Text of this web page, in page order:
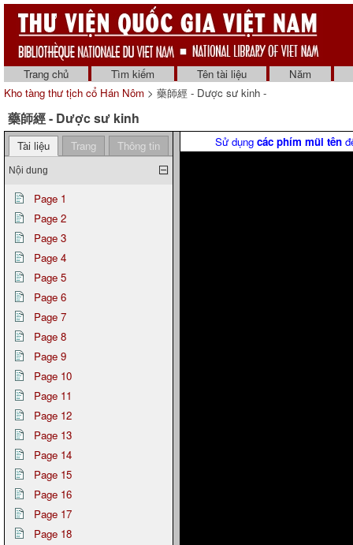
Trang chủ Tìm kiếm Tên tài liệu
Năm
Kho tàng thư tịch cổ Hán Nôm > 藥師經 - Dược sư kinh -
藥師經 - Dược sư kinh
Tài liệu Trang Thông tin
Nội dung
Page 1
Page 2
Page 3
Page 4
Page 5
Page 6
Page 7
Page 8
Page 9
Page 10
Page 11
Page 12
Page 13
Page 14
Page 15
Page 16
Page 17
Page 18
Sử dụng các phím mũi tên